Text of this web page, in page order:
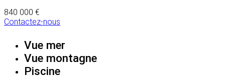
840 000 €
Contactez-nous
Vue mer
Vue montagne
Piscine